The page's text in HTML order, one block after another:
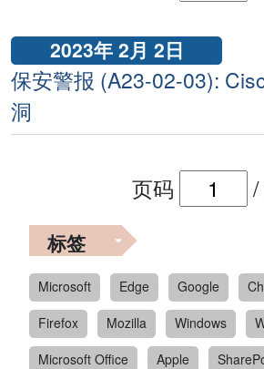
2023年 2月 2日
保安警报 (A23-02-03):
洞
页码 /
标签
Microsoft Edge Google
Firefox
Mozilla Windows
Microsoft Office
Apple